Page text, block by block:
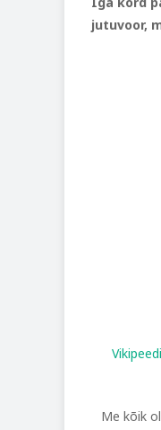
jutuvoor,
Me kõik